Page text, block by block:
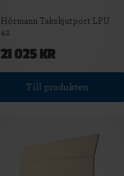
Hörmann Takskjutport LPU
42
21 025 KR
Till produkten